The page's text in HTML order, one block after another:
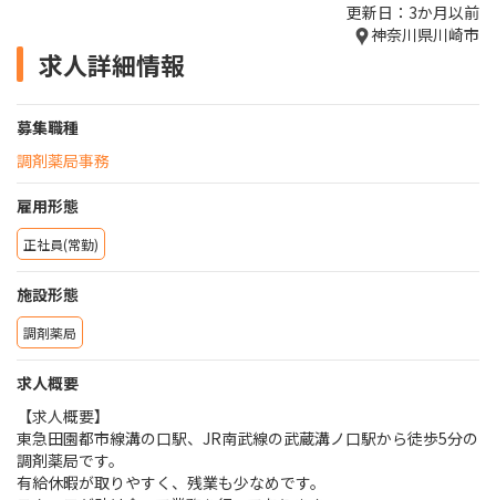
更新日：3か月以前
神奈川県川崎市
求人詳細情報
募集職種
調剤薬局事務
雇用形態
正社員(常勤)
施設形態
調剤薬局
求人概要
【求人概要】
東急田園都市線溝の口駅、JR南武線の武蔵溝ノ口駅から徒歩5分の
調剤薬局です。
有給休暇が取りやすく、残業も少なめです。